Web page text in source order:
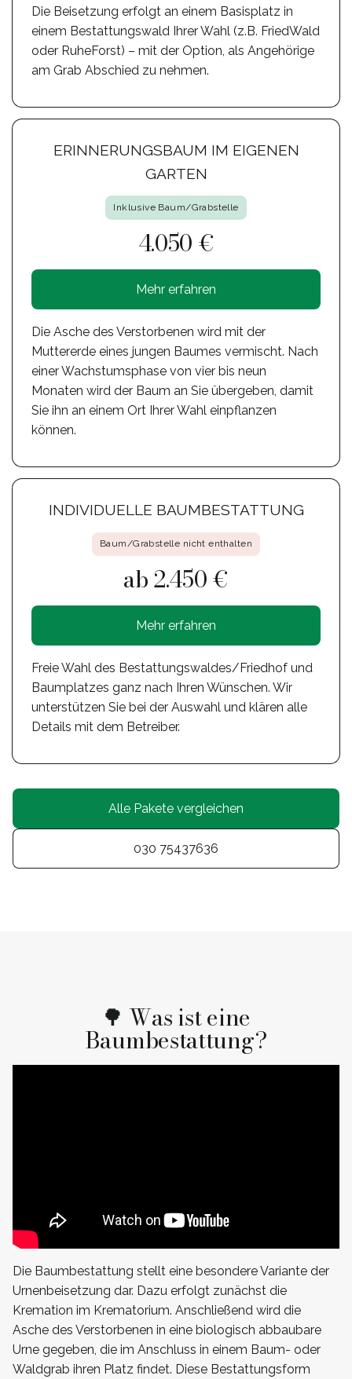
Die Beisetzung erfolgt an einem Basisplatz in
einem Bestattungswald Ihrer Wahl (z.B. FriedWald
oder RuheForst) – mit der Option, als Angehörige
am Grab Abschied zu nehmen.
ERINNERUNGSBAUM IM EIGENEN
GARTEN
Inklusive Baum/Grabstelle
4.050 €
Mehr erfahren
Die Asche des Verstorbenen wird mit der
Muttererde eines jungen Baumes vermischt. Nach
einer Wachstumsphase von vier bis neun
Monaten wird der Baum an Sie übergeben, damit
Sie ihn an einem Ort Ihrer Wahl einpflanzen
können.
INDIVIDUELLE BAUMBESTATTUNG
Baum/Grabstelle nicht enthalten
ab 2.450 €
Mehr erfahren
Freie Wahl des Bestattungswaldes/Friedhof und
Baumplatzes ganz nach Ihren Wünschen. Wir
unterstützen Sie bei der Auswahl und klären alle
Details mit dem Betreiber.
Alle Pakete vergleichen
030 75437636
🌳 Was ist eine
Baumbestattung?
Die Baumbestattung stellt eine besondere Variante der
Urnenbeisetzung dar. Dazu erfolgt zunächst die
Kremation im Krematorium. Anschließend wird die
Asche des Verstorbenen in eine biologisch abbaubare
Urne gegeben, die im Anschluss in einem Baum- oder
Waldgrab ihren Platz findet. Diese Bestattungsform